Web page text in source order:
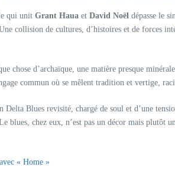
qui unit Grant Haua et David Noël dépasse le
collision de cultures, d’histoires et de forces
chose d’archaïque, une matière presque
commun où se mêlent tradition et vertige,
Blues revisité, chargé de soul et d’une
blues, chez eux, n’est pas un décor mais
« Home »